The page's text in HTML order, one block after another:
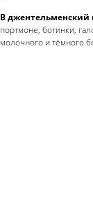
В джентельменский
портмоне, ботинки,
молочного и тёмного